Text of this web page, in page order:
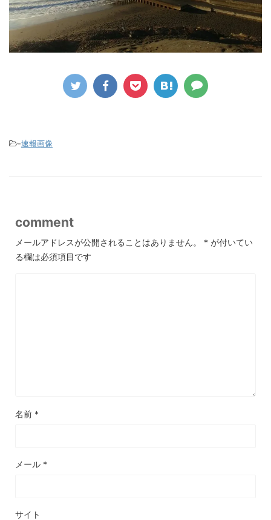
-速報画像
comment
メールアドレスが公開されることはありません。 * が付いてい
る欄は必須項目です
名前 *
メール *
サイト